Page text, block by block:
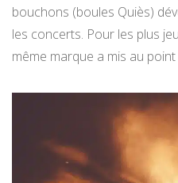
bouchons (boules Quiès)
les concerts. Pour les plus
même marque a mis au